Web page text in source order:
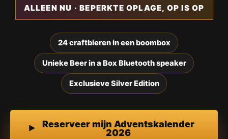
ALLEEN NU · BEPERKTE OPLAGE, OP IS OP
24 craftbieren in een boombox
Unieke Beer in a Box Bluetooth speaker
Exclusieve Silver Edition
Reserveer mijn Adventskalender
2026